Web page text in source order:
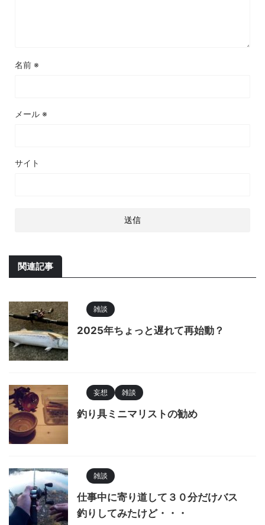
名前 ※
メール ※
サイト
関連記事
雑談
2025年ちょっと遅れて再始動？
妄想 雑談
釣り具ミニマリストの勧め
雑談
仕事中に寄り道して３０分だけバス
釣りしてみたけど・・・